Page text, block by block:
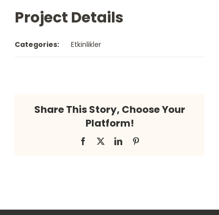
Türkçe
Ara:
Project Details
Categories: Etkinlikler
Share This Story, Choose Your
Platform!
Facebook LinkedIn